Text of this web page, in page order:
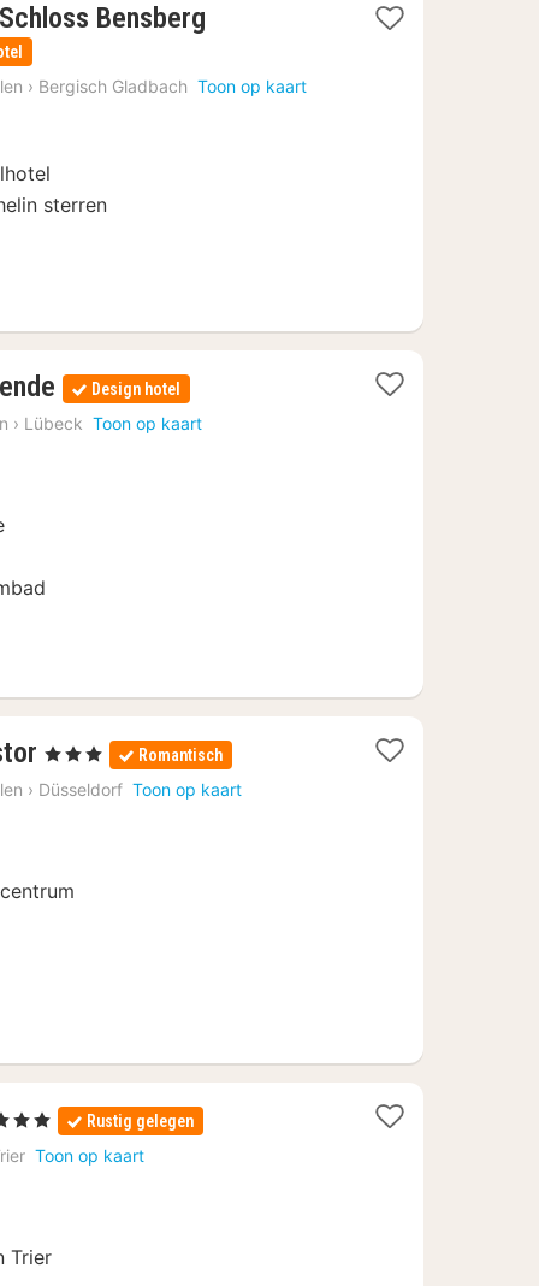
Bensberg
vanaf
237,94
› Bergisch Gladbach Toon op kaart
sterren
1
nacht
vanaf
Design hotel
› Lübeck Toon op kaart
1
nacht
vanaf
, 3 Sterren Romantisch
› Düsseldorf Toon op kaart
Rustig gelegen
Toon op kaart
Trier